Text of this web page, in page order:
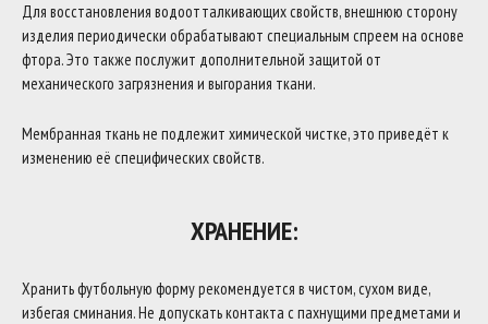
Для восстановления водоотталкивающих свойств, внешнюю сторону
изделия периодически обрабатывают специальным спреем на основе
фтора. Это также послужит дополнительной защитой от
механического загрязнения и выгорания ткани.
Мембранная ткань не подлежит химической чистке, это приведёт к
изменению её специфических свойств.
ХРАНЕНИЕ:
Хранить футбольную форму рекомендуется в чистом, сухом виде,
избегая сминания. Не допускать контакта с пахнущими предметами и